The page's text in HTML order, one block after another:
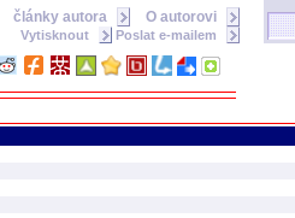
články autora
O autorovi
Vytisknout Poslat e-mailem